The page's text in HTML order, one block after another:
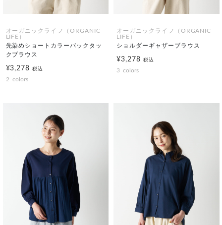
オーガニックライフ（ORGANIC
LIFE）
先染めショートカラーバックタッ
クブラウス
¥3,278税込
2 colors
オーガニックライフ（ORGANIC
LIFE）
ショルダーギャザーブラウス
¥3,278 税込
3 colors